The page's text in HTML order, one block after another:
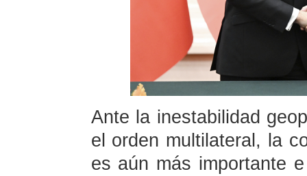
Ante la inestabilidad
el orden multilateral, la
es aún más importante